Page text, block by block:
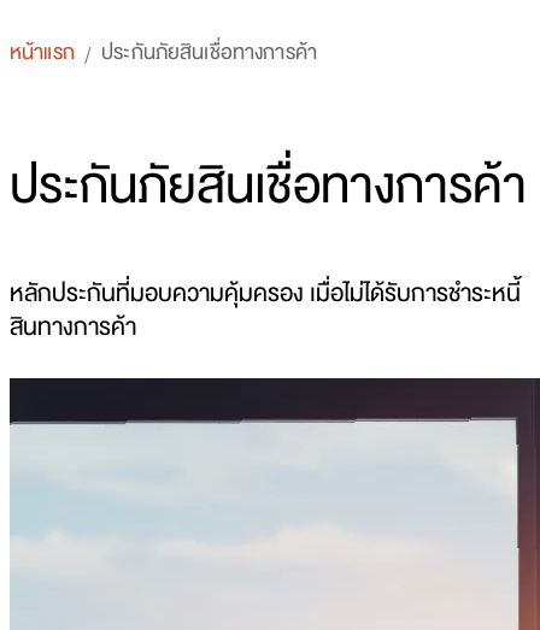
หน้าแรก / ประกันภัยสินเชื่อทางการค้า
ประกันภัยสินเชื่อทางการค้า
หลักประกันที่มอบความคุ้มครอง เมื่อไม่ได้รับการชำระหนี้
สินทางการค้า